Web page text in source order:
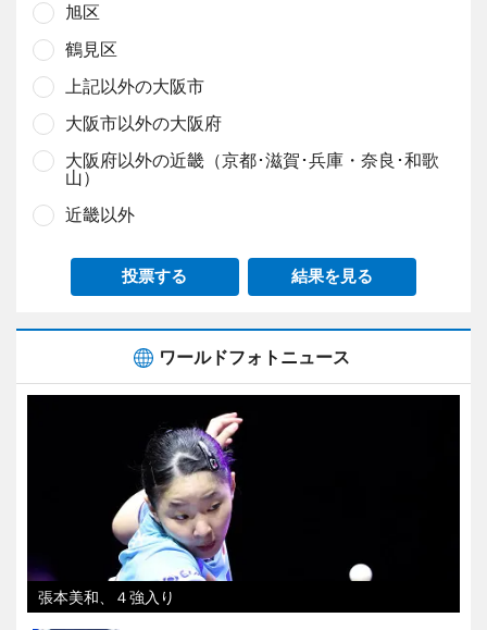
旭区
鶴見区
上記以外の大阪市
大阪市以外の大阪府
大阪府以外の近畿（京都･滋賀･兵庫・奈良･和歌
山）
近畿以外
投票する 結果を見る
ワールドフォトニュース
張本美和、４強入り